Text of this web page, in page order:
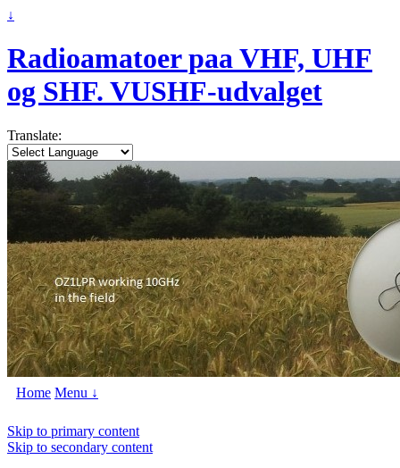
↓
Radioamatoer paa VHF, UHF
og SHF. VUSHF-udvalget
Translate:
Home Menu ↓
Skip to primary content
Skip to secondary content